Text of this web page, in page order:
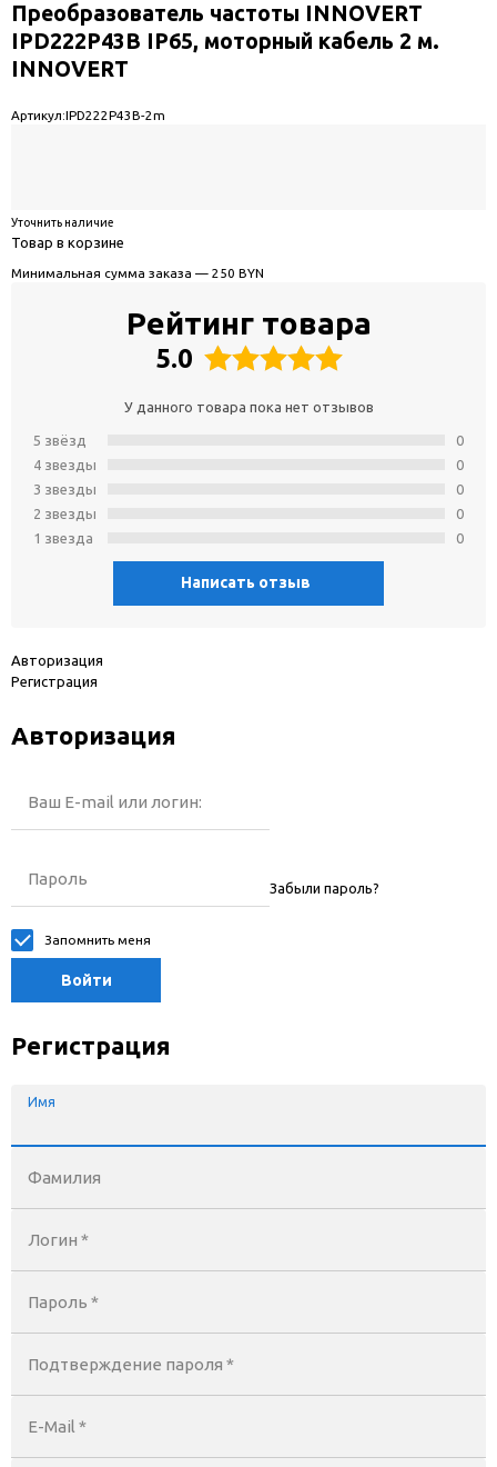
Преобразователь частоты INNOVERT
IPD222P43B IP65, моторный кабель 2 м.
INNOVERT
Артикул:IPD222P43B-2m
Уточнить наличие
Товар в корзине
Минимальная сумма заказа — 250 BYN
Рейтинг товара
5.0
У данного товара пока нет отзывов
5 звёзд
4 звeзды
3 звeзды
2 звeзды
1 звeзда
0
0
0
0
0
Написать отзыв
Авторизация
Регистрация
Авторизация
Ваш E-mail или логин:
Пароль Забыли пароль?
Запомнить меня
Войти
Регистрация
Имя
Фамилия
Логин *
Пароль *
Подтверждение пароля *
E-Mail *